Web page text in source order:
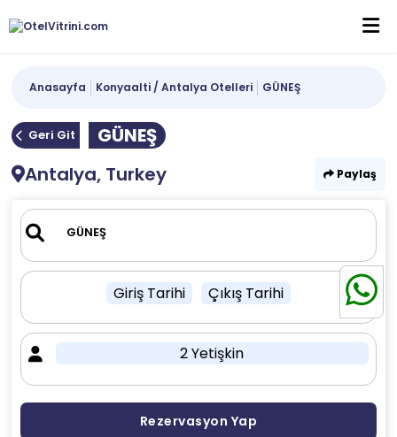
Anasayfa Konyaalti / Antalya Otelleri GÜNEŞ
Geri Git
GÜNEŞ
Antalya, Turkey
Paylaş
Giriş Tarihi Çıkış Tarihi
2 Yetişkin
Rezervasyon Yap